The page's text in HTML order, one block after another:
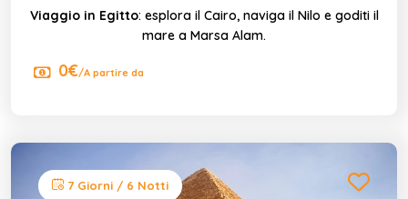
Viaggio in Egitto: esplora il Cairo, naviga il Nilo e goditi il
mare a Marsa Alam.
0€/A partire da
7 Giorni / 6 Notti